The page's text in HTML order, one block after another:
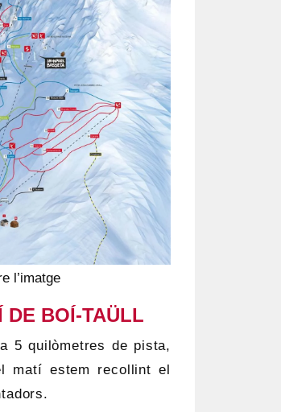
l’imatge
DE BOÍ-TAÜLL
5 quilòmetres de pista,
matí estem recollint el